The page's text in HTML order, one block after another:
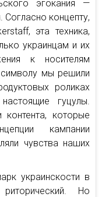
эгокания —
Согласно концепту,
эта техника,
украинцам и их
к носителям
символу мы решили
роликах
гуцулы.
которые
кампании
чувства наших
украинскости в
Но